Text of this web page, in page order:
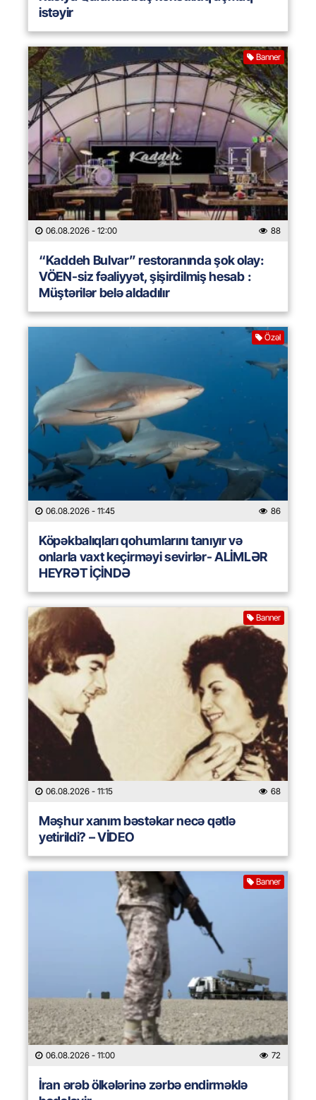
istəyir
Banner
06.08.2026 - 12:00 88
“Kaddeh Bulvar” restoranında şok olay:
VÖEN-siz fəaliyyət, şişirdilmiş hesab :
Müştərilər belə aldadılır
Özəl
06.08.2026 - 11:45 86
Köpəkbalıqları qohumlarını tanıyır və
onlarla vaxt keçirməyi sevirlər- ALİMLƏR
HEYRƏT İÇİNDƏ
Banner
06.08.2026 - 11:15 68
Məşhur xanım bəstəkar necə qətlə
yetirildi? – VİDEO
Banner
06.08.2026 - 11:00 72
İran ərəb ölkələrinə zərbə endirməklə